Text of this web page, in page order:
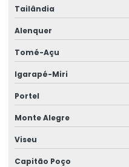
Tailândia
Alenquer
Tomé-Açu
Igarapé-Miri
Portel
Monte Alegre
Viseu
Capitão Poço